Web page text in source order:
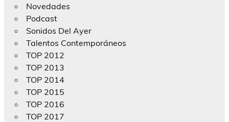
Novedades
Podcast
Sonidos Del Ayer
Talentos Contemporáneos
TOP 2012
TOP 2013
TOP 2014
TOP 2015
TOP 2016
TOP 2017